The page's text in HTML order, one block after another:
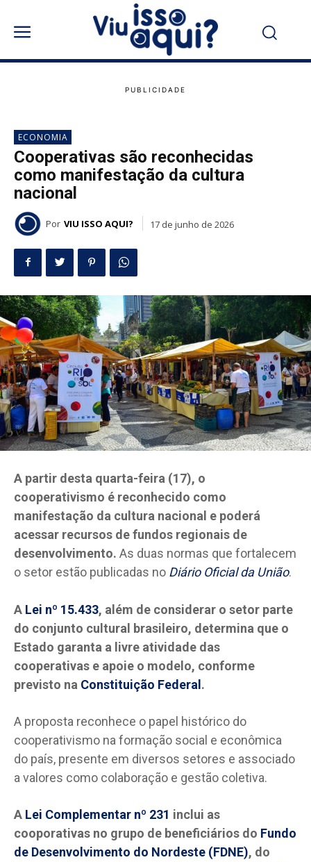
ECONOMIA
Cooperativas são reconhecidas
como manifestação da cultura
nacional
Por VIU ISSO AQUI? 17 de junho de 2026
A partir desta quarta-feira (17), o
cooperativismo é reconhecido como
manifestação da cultura nacional e poderá
acessar recursos de fundos regionais de
desenvolvimento. As duas normas que fortalecem
o setor estão publicadas no Diário Oficial da União.
A Lei nº 15.433, além de considerar o setor parte
do conjunto cultural brasileiro, determina que o
Estado garanta a livre atividade das
cooperativas e apoie o modelo, conforme
previsto na Constituição Federal .
A proposta reconhece o papel histórico do
cooperativismo na formação social e econômica
do país, presente em diversos setores e associado
a valores como colaboração e gestão coletiva.
A Lei Complementar nº 231 inclui as
cooporativas no grupo de beneficiários do Fundo
de Desenvolvimento do Nordeste (FDNE), do